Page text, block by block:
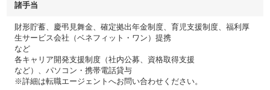
諸手当
財形貯蓄、慶弔見舞金、確定拠出年金制度、育児支援制度、福利厚
生サービス会社（ベネフィット・ワン）提携
など
各キャリア開発支援制度（社内公募、資格取得支援
など）、パソコン・携帯電話貸与
※詳細は転職エージェントへお問い合わせください。